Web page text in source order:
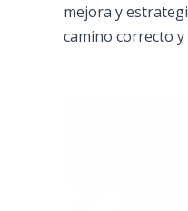
mejora y
camino correcto